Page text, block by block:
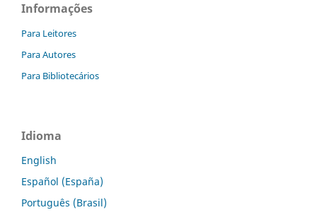
Informações
Para Leitores
Para Autores
Para Bibliotecários
Idioma
English
Español (España)
Português (Brasil)